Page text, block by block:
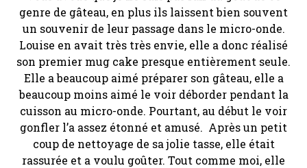
genre de gâteau, en plus ils laissent bien souvent
un souvenir de leur passage dans le micro-onde.
Louise en avait très très envie, elle a donc réalisé
son premier mug cake presque entièrement seule.
Elle a beaucoup aimé préparer son gâteau, elle a
beaucoup moins aimé le voir déborder pendant la
cuisson au micro-onde. Pourtant, au début le voir
gonfler l’a assez étonné et amusé. Après un petit
coup de nettoyage de sa jolie tasse, elle était
rassurée et a voulu goûter. Tout comme moi, elle